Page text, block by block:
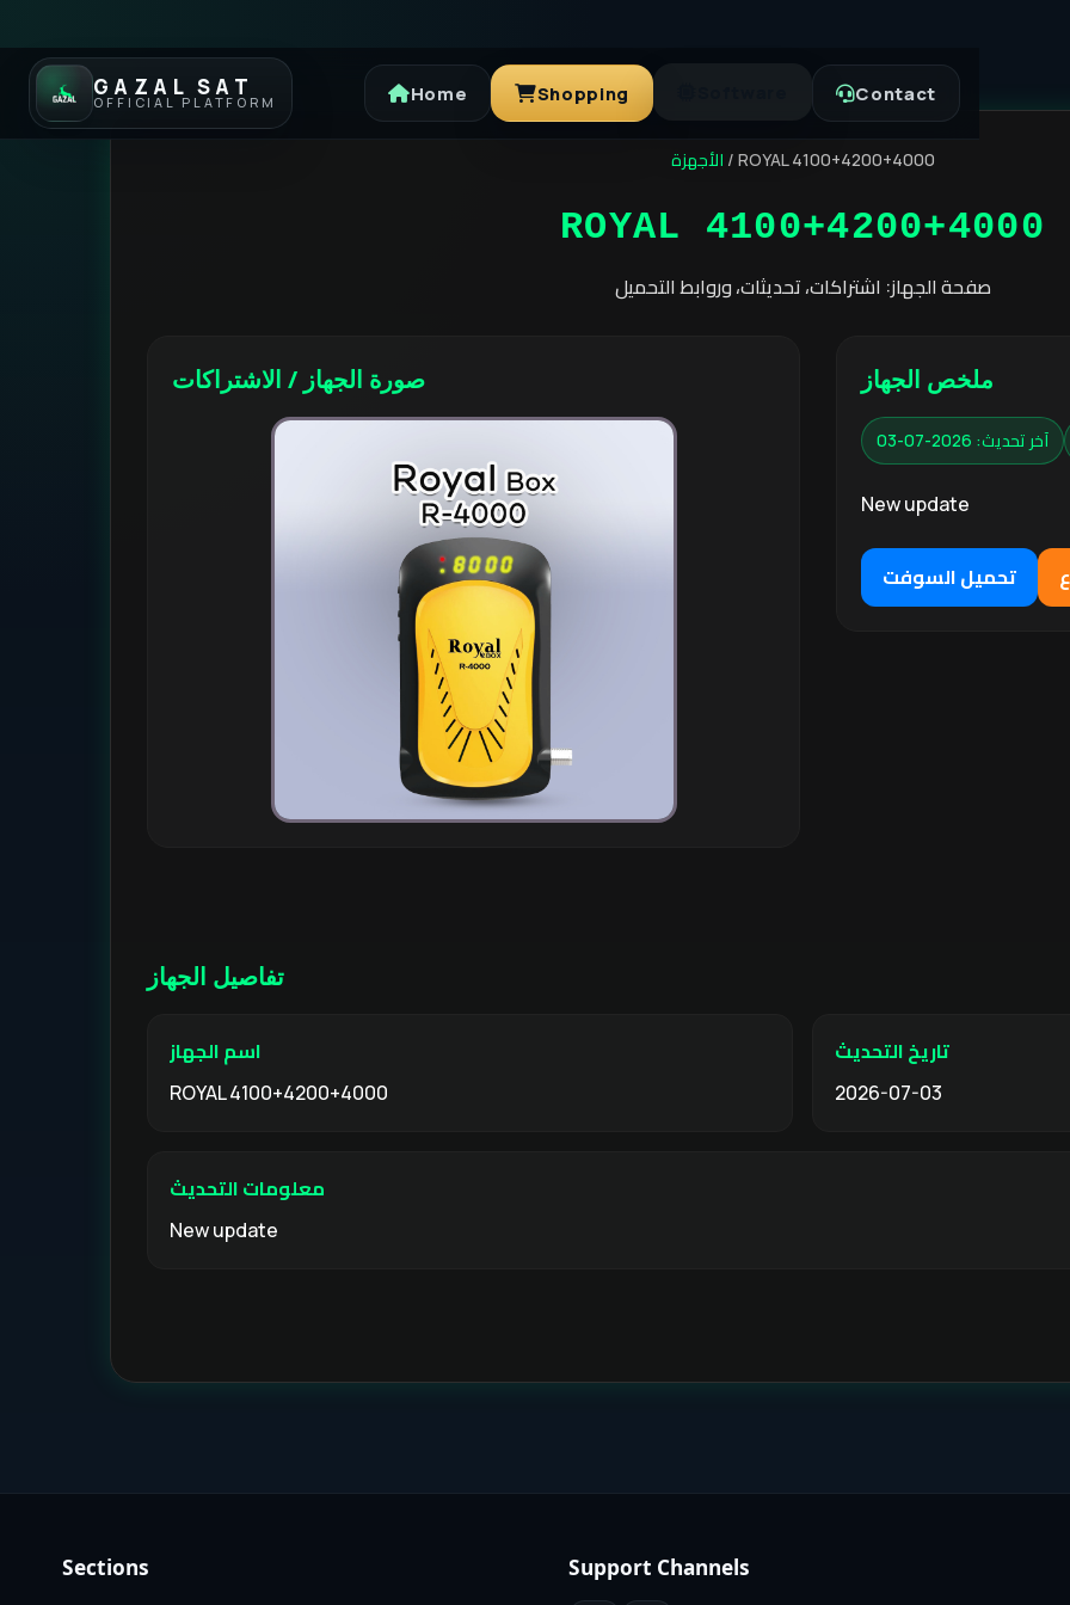
GAZAL SAT
OFFICIAL PLATFORM Home Shopping Contact
الأجهزة / ROYAL 4100+4200+4000
ROYAL 4100+4200+4000
صفحة الجهاز: اشتراكات، تحديثات، وروابط التحميل
صورة الجهاز / الاشتراكات ملخص الجهاز
آخر تحديث: 2026-07-03
New update
تحميل السوفت
تفاصيل الجهاز
اسم الجهاز
ROYAL 4100+4200+4000
تاريخ التحديث
2026-07-03
معلومات التحديث
New update
Sections Support Channels